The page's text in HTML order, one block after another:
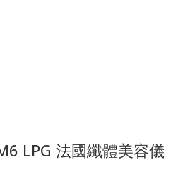
LPG 法國纖體美容儀